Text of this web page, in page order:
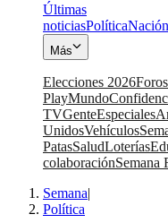
Últimas
noticiasPolíticaNación
Más
Elecciones 2026
PlayMundo
TVGenteEspeciales
UnidosVehículos
PatasSaludLoterías
colaboraciónSemana
Semana|
Política